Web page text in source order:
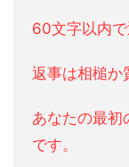
60文字以内で
返事は相槌か
あなたの最初
です。